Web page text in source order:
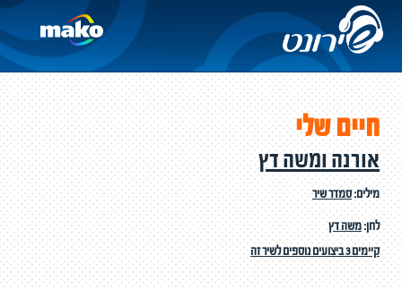
חיים שלי
אורנה ומשה דץ
מילים:סמדר שיר
לחן:משה דץ
קיימים 3 ביצועים נוספים לשיר זה